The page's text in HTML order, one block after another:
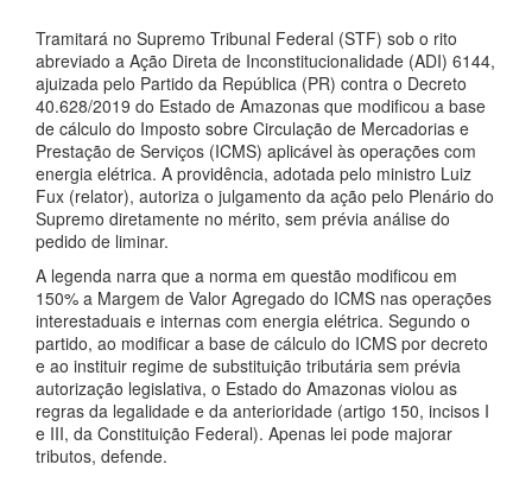
Tramitará no Supremo Tribunal Federal (STF) sob o rito
abreviado a Ação Direta de Inconstitucionalidade (ADI) 6144,
ajuizada pelo Partido da República (PR) contra o Decreto
40.628/2019 do Estado de Amazonas que modificou a base
de cálculo do Imposto sobre Circulação de Mercadorias e
Prestação de Serviços (ICMS) aplicável às operações com
energia elétrica. A providência, adotada pelo ministro Luiz
Fux (relator), autoriza o julgamento da ação pelo Plenário do
Supremo diretamente no mérito, sem prévia análise do
pedido de liminar.
A legenda narra que a norma em questão modificou em
150% a Margem de Valor Agregado do ICMS nas operações
interestaduais e internas com energia elétrica. Segundo o
partido, ao modificar a base de cálculo do ICMS por decreto
e ao instituir regime de substituição tributária sem prévia
autorização legislativa, o Estado do Amazonas violou as
regras da legalidade e da anterioridade (artigo 150, incisos I
e III, da Constituição Federal). Apenas lei pode majorar
tributos, defende.